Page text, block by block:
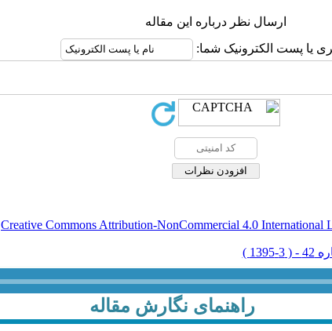
ارسال نظر درباره این مقاله
یا پست الکترونیک شما:
Creative Commons Attribution-NonCommercial 4.0 International
راهنمای نگارش مقاله